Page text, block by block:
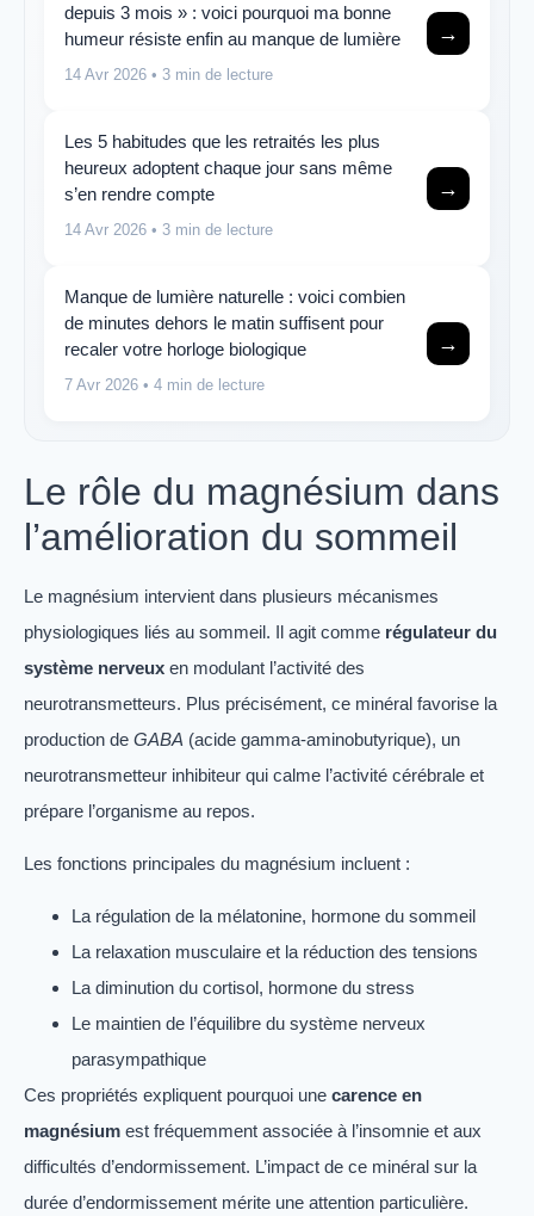
depuis 3 mois » : voici pourquoi ma bonne
humeur résiste enfin au manque de lumière
14 Avr 2026 • 3 min de lecture
→
Les 5 habitudes que les retraités les plus
heureux adoptent chaque jour sans même
s’en rendre compte
14 Avr 2026 • 3 min de lecture
→
Manque de lumière naturelle : voici combien
de minutes dehors le matin suffisent pour
recaler votre horloge biologique
7 Avr 2026 • 4 min de lecture
→
Le rôle du magnésium dans
l’amélioration du sommeil
Le magnésium intervient dans plusieurs mécanismes
physiologiques liés au sommeil. Il agit comme régulateur du
système nerveux en modulant l’activité des
neurotransmetteurs. Plus précisément, ce minéral favorise la
production de GABA (acide gamma-aminobutyrique), un
neurotransmetteur inhibiteur qui calme l’activité cérébrale et
prépare l’organisme au repos.
Les fonctions principales du magnésium incluent :
La régulation de la mélatonine, hormone du sommeil
La relaxation musculaire et la réduction des tensions
La diminution du cortisol, hormone du stress
Le maintien de l’équilibre du système nerveux
parasympathique
Ces propriétés expliquent pourquoi une carence en
magnésium est fréquemment associée à l’insomnie et aux
difficultés d’endormissement. L’impact de ce minéral sur la
durée d’endormissement mérite une attention particulière.